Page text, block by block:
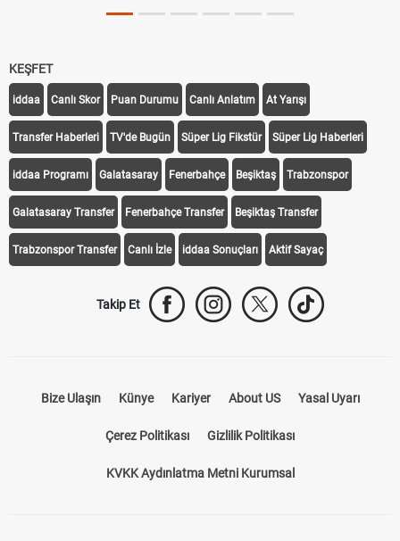
KEŞFET
iddaa Canlı Skor Puan Durumu Canlı Anlatım At Yarışı
Transfer Haberleri TV'de Bugün Süper Lig Fikstür Süper Lig Haberleri
iddaa Programı Galatasaray Fenerbahçe Beşiktaş Trabzonspor
Galatasaray Transfer Fenerbahçe Transfer Beşiktaş Transfer
Trabzonspor Transfer Canlı İzle iddaa Sonuçları Aktif Sayaç
Takip Et
Bize Ulaşın Künye Kariyer About US Yasal Uyarı
Çerez Politikası Gizlilik Politikası
KVKK Aydınlatma Metni Kurumsal